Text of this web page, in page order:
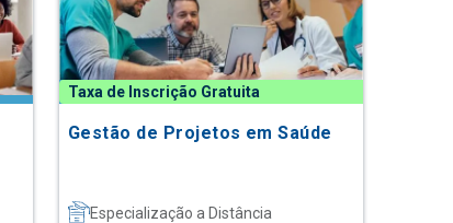
Taxa de Inscrição Gratuita
Gestão de Projetos em Saúde
Especialização a Distância